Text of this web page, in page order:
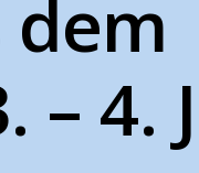
4.